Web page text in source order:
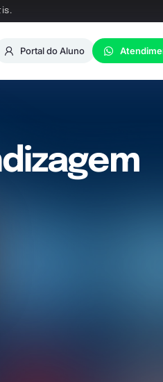
Portal do Aluno